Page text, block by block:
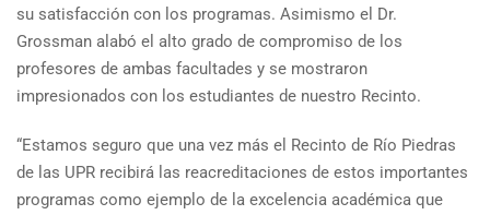
su satisfacción con los programas. Asimismo el Dr.
Grossman alabó el alto grado de compromiso de los
profesores de ambas facultades y se mostraron
impresionados con los estudiantes de nuestro Recinto.
“Estamos seguro que una vez más el Recinto de Río Piedras
de las UPR recibirá las reacreditaciones de estos importantes
programas como ejemplo de la excelencia académica que